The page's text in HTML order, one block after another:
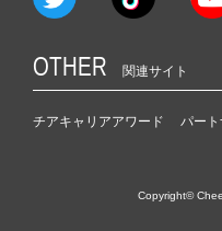
OTHER 関連サイト
チアキャリアアワード パー
Copyright©